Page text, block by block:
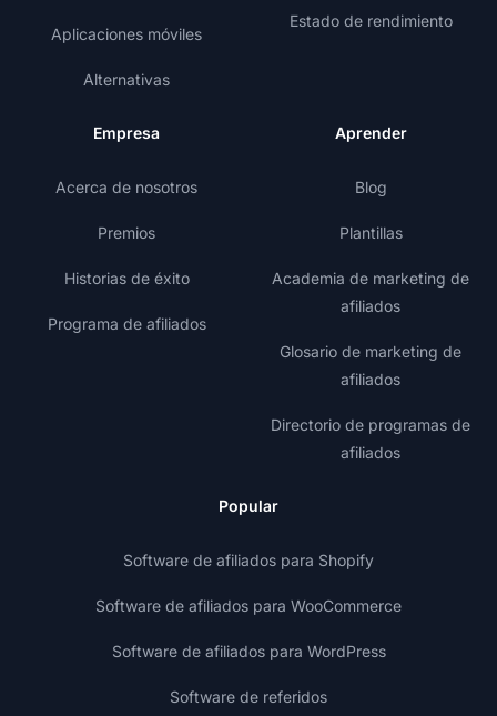
Aplicaciones móviles
Alternativas
Estado de rendimiento
Empresa
Acerca de nosotros
Premios
Historias de éxito
Programa de afiliados
Aprender
Blog
Plantillas
Academia de marketing de
afiliados
Glosario de marketing de
afiliados
Directorio de programas de
afiliados
Popular
Software de afiliados para Shopify
Software de afiliados para WooCommerce
Software de afiliados para WordPress
Software de referidos